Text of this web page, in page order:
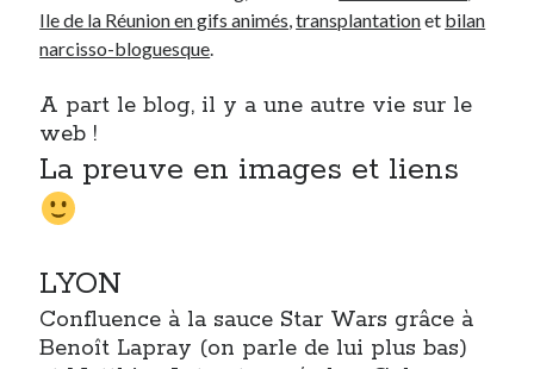
Derniers Commentaires
Entretien ménager dans
T’as vu quoi ? #52
JFdans C’était pas mieux avant… à Lyon
littleceltdans Comment j’ai opéré ma vélorution toute personnelle
Anthony
Comment j’ai opéré ma vélorution toute personnelle
Renaud Ducher
Commentaires récents
Ile de la Réunion en gifs animés,transplantationet bilan
narcisso-bloguesque.
A part le blog, il y a une autre vie sur le
web !
La preuve en images et liens
LYON
Confluence à la sauce Star Wars grâce à
Benoît Lapray (on parle de lui plus bas)